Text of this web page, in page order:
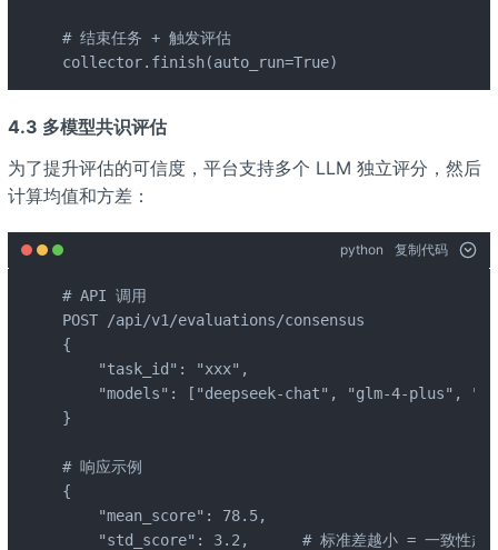
# 结束任务 + 触发评估
collector.finish(auto_run=True)
4.3 多模型共识评估
为了提升评估的可信度，平台支持多个 LLM 独立评分，然后
计算均值和方差：
python 复制代码
# API 调用
POST /api/v1/evaluations/consensus
{
    "task_id": "xxx",
"models": ["deepseek-chat", "glm-4-plus",
}
# 响应示例
{
    "mean_score": 78.5,
"std_score": 3.2,      # 标准差越小 = 一致性越